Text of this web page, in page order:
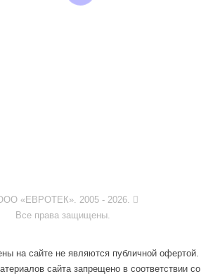
«ЕВРОТЕК». 2005 - 2026.
Все права защищены.
на сайте не являются публичной офертой.
сайта запрещено в соответствии со